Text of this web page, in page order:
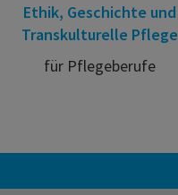
Ethik, Geschichte und
Transkulturelle Pflege
für Pflegeberufe